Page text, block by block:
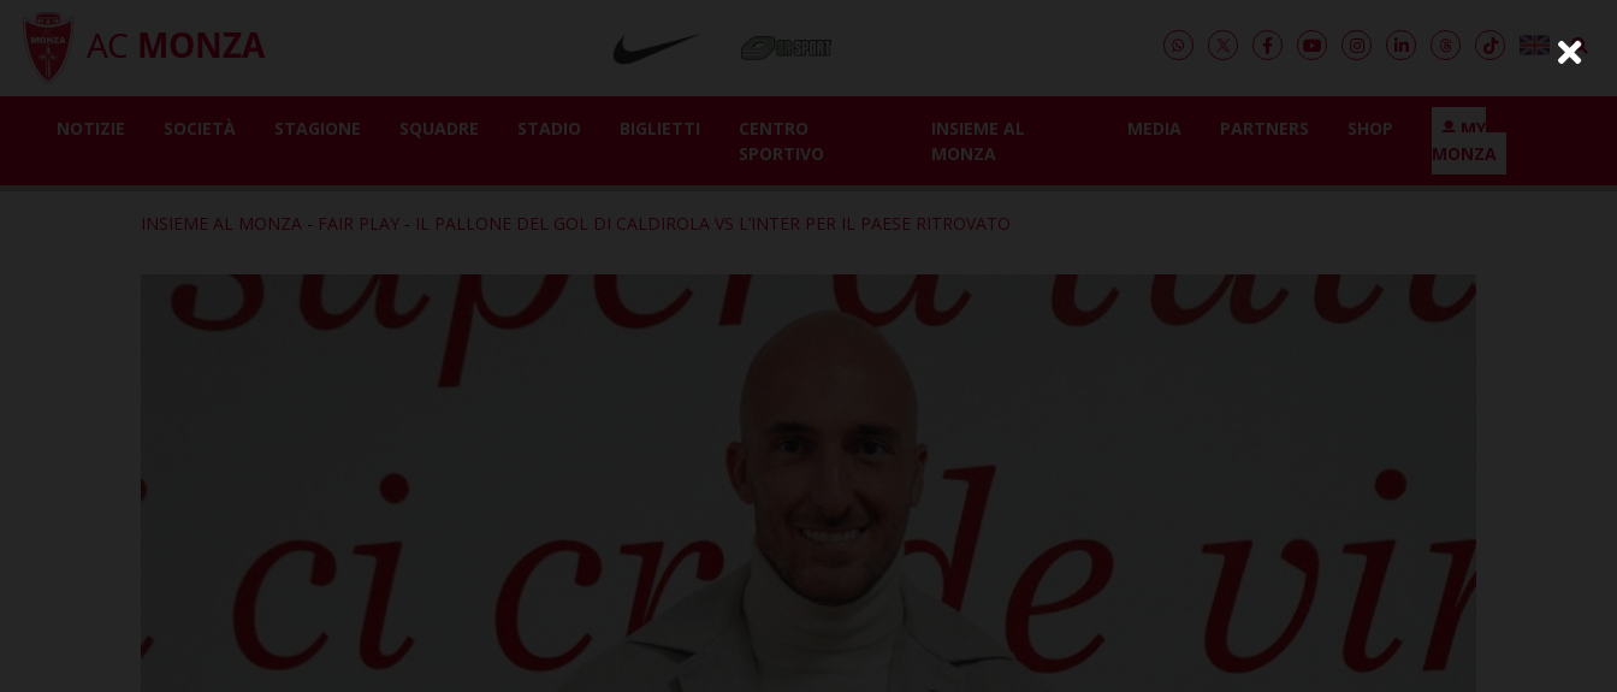
AC MONZA
NOTIZIE SOCIETÀ STAGIONE SQUADRE STADIO BIGLIETTI
CENTRO
SPORTIVO
INSIEME AL
MONZA
MEDIA PARTNERS SHOP
MY
MONZA
INSIEME AL MONZA - FAIR PLAY - IL PALLONE DEL GOL DI CALDIROLA VS L’INTER PER IL PAESE RITROVATO